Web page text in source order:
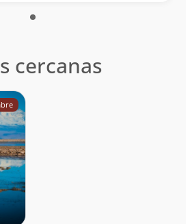
cercanas